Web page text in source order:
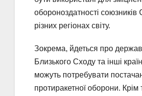
обороноздатності
різних регіонах світу.
Зокрема, йдеться про
Близького Сходу та інші
можуть потребувати
протиракетної оборони. Крім